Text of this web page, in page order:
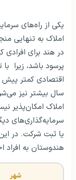
یکی از راه‌های
املاک به تنهایی
در هند برای افرادی
پرسود باشد، زیرا
اقتصادی کمتر پیش
سال بیشتر نیز
املاک امکان‌پذیر
سرمایه‌گذاری‌های
یا ثبت شرکت. در
هندوستان به افراد
شهر